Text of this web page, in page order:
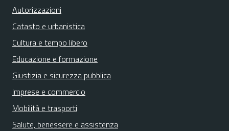
Autorizzazioni
Catasto e urbanistica
Cultura e tempo libero
Educazione e formazione
Giustizia e sicurezza pubblica
Imprese e commercio
Mobilità e trasporti
Salute, benessere e assistenza